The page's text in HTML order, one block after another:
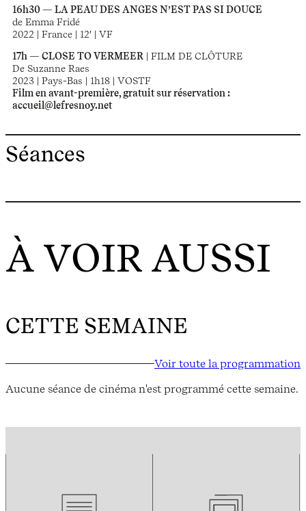
16h30 — LA PEAU DES ANGES N’EST PAS SI DOUCE
de Emma Fridé
2022 | France | 12′ | VF
17h — CLOSE TO VERMEER | FILM DE CLÔTURE
De Suzanne Raes
2023 | Pays-Bas | 1h18 | VOSTF
Film en avant-première, gratuit sur réservation :
accueil@lefresnoy.net
Séances
À VOIR AUSSI
CETTE SEMAINE
Voir toute la programmation
Aucune séance de cinéma n'est programmé cette semaine.